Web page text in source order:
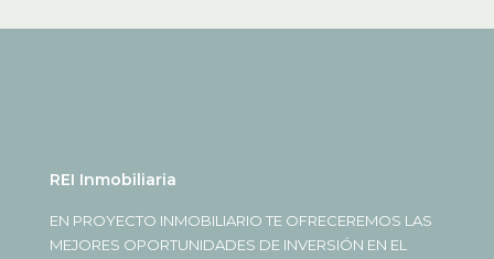
REI Inmobiliaria
EN PROYECTO INMOBILIARIO TE OFRECEREMOS LAS
MEJORES OPORTUNIDADES DE INVERSIÓN EN EL